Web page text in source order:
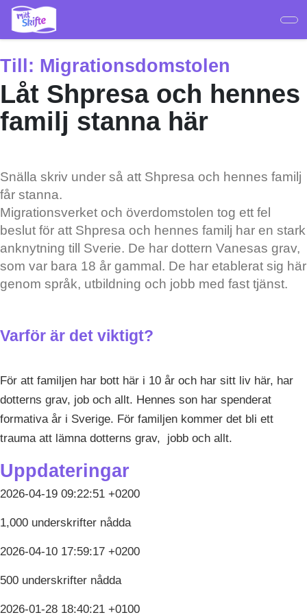
Hoppa
huvudinnehåll
Till: Migrationsdomstolen
Låt Shpresa och hennes
familj stanna här
Snälla skriv under så att Shpresa och hennes familj
får stanna.
Migrationsverket och överdomstolen tog ett fel
beslut för att Shpresa och hennes familj har en stark
anknytning till Sverie. De har dottern Vanesas grav,
som var bara 18 år gammal. De har etablerat sig här
genom språk, utbildning och jobb med fast tjänst.
Varför är det viktigt?
För att familjen har bott här i 10 år och har sitt liv här, har
dotterns grav, job och allt. Hennes son har spenderat
formativa år i Sverige. För familjen kommer det bli ett
trauma att lämna dotterns grav, jobb och allt.
Uppdateringar
2026-04-19 09:22:51 +0200
1,000 underskrifter nådda
2026-04-10 17:59:17 +0200
500 underskrifter nådda
2026-01-28 18:40:21 +0100